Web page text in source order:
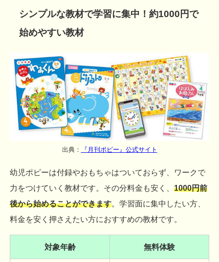
シンプルな教材で学習に集中！約1000円で
始めやすい教材
出典： 『月刊ポピー』公式サイト
幼児ポピーは付録やおもちゃはついておらず、ワークで
力をつけていく教材です。その分料金も安く、 1000円前
後から始めることができます 。学習面に集中したい方、
料金を安く押さえたい方におすすめの教材です。
対象年齢 無料体験